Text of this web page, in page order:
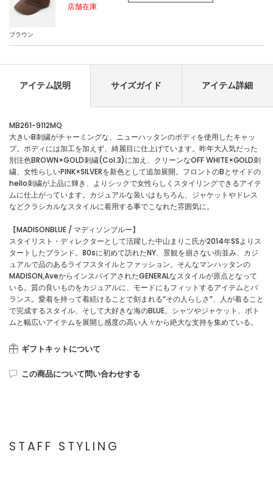
ブラウン
店舗在庫
アイテム説明 サイズガイド アイテム詳細
MB261-9112MQ
大きいB刺繍がチャーミングな、ニューハッタンのボディを使用したキャッ
プ。ボディには加工を加えず、綺麗目に仕上げています。昨年大人気だった
別注色BROWN×GOLD刺繍(Col.3)に加え、クリーンなOFF WHITE×GOLD刺
繍、女性らしいPINK×SILVERを新色として追加展開。フロントのBとサイドの
hello刺繍が上品に輝き、よりシックで女性らしくスタイリングできるアイテ
ムに仕上がっています。カジュアルな装いはもちろん、ジャケットやドレス
などクラシカルなスタイルに着用する事でこなれた雰囲気に。
【MADISONBLUE / マディソンブルー】
スタイリスト・ディレクターとして活躍した中山まりこ氏が2014年SSよりス
タートしたブランド。80sに初めて訪れたNY、景観を崩さない街並み、カジ
ュアルで品のあるライフスタイルとファッション。そんなマンハッタンの
MADISON,AveからインスパイアされたGENERALなスタイルが原点となって
いる。質の良いものをカジュアルに、モードにもフィットするアイテムとバ
ランス。愛着を持って着続けることで刻まれる“その人らしさ”、人が着ること
で完成するスタイル、そして大好きな海のBLUE。シャツやジャケット、ボト
ムと幅広いアイテムを展開し感度の高い人々から絶大な支持を集めている。
ギフトキットについて
この商品について問い合わせする
STAFF STYLING